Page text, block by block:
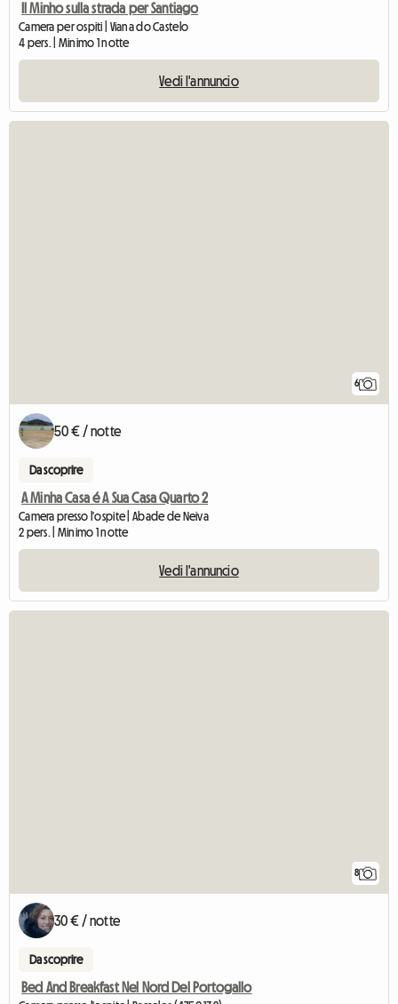
Il Minho sulla strada per Santiago
Camera per ospiti | Viana do Castelo
4 pers. | Minimo 1 notte
Vedi l'annuncio
6
50 € / notte
Da scoprire
A Minha Casa é A Sua Casa Quarto 2
Camera presso l'ospite | Abade de Neiva
2 pers. | Minimo 1 notte
Vedi l'annuncio
8
30 € / notte
Da scoprire
Bed And Breakfast Nel Nord Del Portogallo